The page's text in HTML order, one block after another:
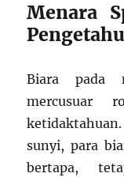
Menara
Biara pada
mercusuar
sunyi, para
bertapa,